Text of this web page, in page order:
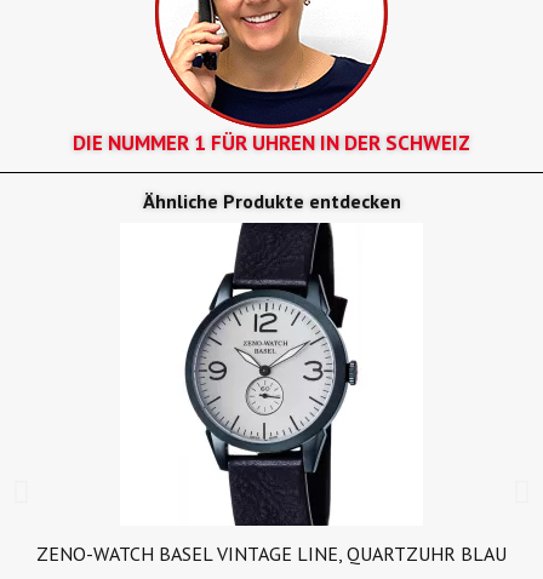
DIE NUMMER 1 FÜR UHREN IN DER SCHWEIZ
Ähnliche Produkte entdecken
ZENO-WATCH BASEL VINTAGE LINE, QUARTZUHR BLAU